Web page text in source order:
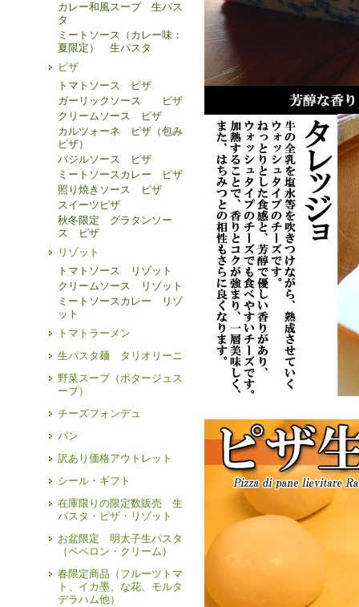
カレー和風スープ 生パス
タ
ミートソース（カレー味：
夏限定） 生パスタ
ピザ
トマトソース ピザ
ガーリックソース ピザ
クリームソース ピザ
カルツォーネ ピザ（包み
ピザ）
バジルソース ピザ
ミートソースカレー ピザ
照り焼きソース ピザ
スイーツピザ
秋冬限定 グラタンソー
ス ピザ
リゾット
トマトソース リゾット
クリームソース リゾット
ミートソースカレー リゾ
ット
トマトラーメン
生パスタ麺 タリオリーニ
野菜スープ（ポタージュス
ープ）
チーズフォンデュ
パン
訳あり価格アウトレット
シール・ギフト
在庫限りの限定数販売 生
パスタ・ピザ・リゾット
お盆限定 明太子生パスタ
（ペペロン・クリーム）
春限定商品（フルーツトマ
ト、イカ墨、な花、モルタ
デラハム他）